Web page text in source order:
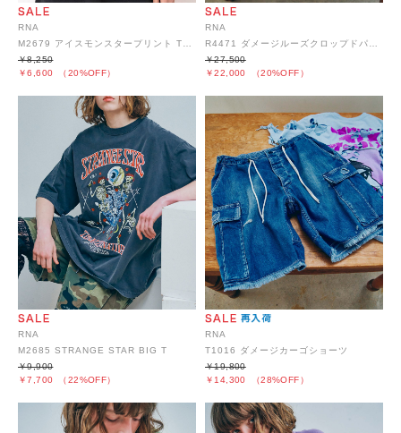
RNA
￥6,600 （20%OFF）
￥8,250
RNA
￥22,000 （20%OFF）
￥27,500
RNA
M2685 STRANGE STAR BIG T
￥7,700 （22%OFF）
￥9,900
RNA
T1016 ダメージカーゴショーツ
￥14,300 （28%OFF）
￥19,800